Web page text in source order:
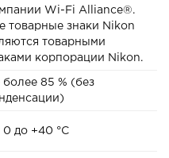
Wi-Fi Alliance®.
товарные знаки Nikon
товарными
корпорации Nikon.
более 85 % (без
0 до +40 °C